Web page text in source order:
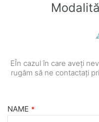
ΕÎn cazul în care aveți
rugăm să ne contactați
NAME *